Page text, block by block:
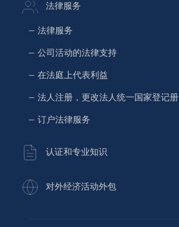
法律服务
— 法律服务
— 公司活动的法律支持
— 在法庭上代表利益
— 法人注册，更改法人统一国家登记册
— 订户法律服务
认证和专业知识
对外经济活动外包